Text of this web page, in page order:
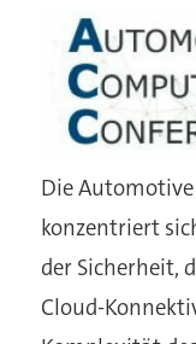
Die
konzentriert
der Sicherheit,
Cloud-